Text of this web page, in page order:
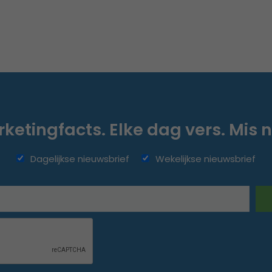
Elke dag vers. Mis
Dagelijkse nieuwsbrief Wekelijkse nieuwsbrief